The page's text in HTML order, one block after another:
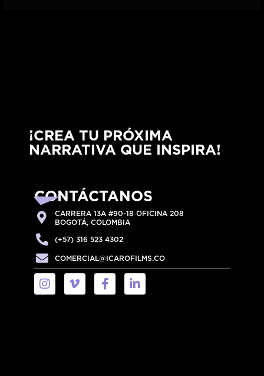
¡CREA TU PRÓXIMA
NARRATIVA QUE INSPIRA!
CONTÁCTANOS
CARRERA 13A #90-18 OFICINA 208
BOGOTÁ, COLOMBIA
(+57) 316 523 4302
COMERCIAL@ICAROFILMS.CO